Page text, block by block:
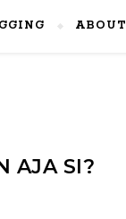
ABOUT
AJA SI?